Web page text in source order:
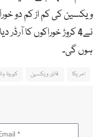
ویکسین کی کم از کم دو
ہوں گی۔
امریکا فائزر ویکسین کورونا